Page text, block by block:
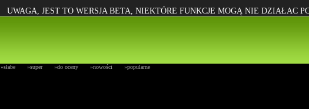
UWAGA, JEST TO WERSJA BETA, NIEKTÓRE FUNKCJE MOGĄ NIE DZIAŁAC
»słabe »super »do oceny »nowości »popularne